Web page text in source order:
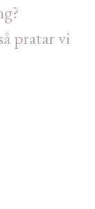
pratar vi